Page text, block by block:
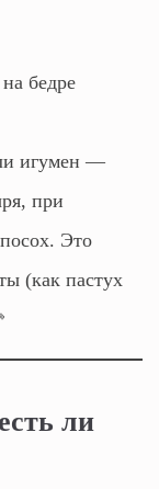
бедре
игумен —
при
Это
(как пастух
ли